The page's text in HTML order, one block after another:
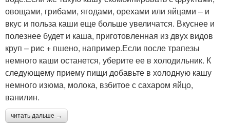
овощами, грибами, ягодами, орехами или яйцами – и
вкус и польза каши еще больше увеличатся. Вкуснее и
полезнее будет и каша, приготовленная из двух видов
круп – рис + пшено, например.Если после трапезы
немного каши останется, уберите ее в холодильник. К
следующему приему пищи добавьте в холодную кашу
немного изюма, молока, взбитое с сахаром яйцо,
ванилин.
читать дальше →